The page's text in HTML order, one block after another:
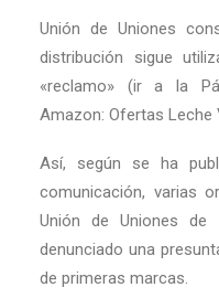
Unión de Uniones
distribución sigue
«reclamo» (ir a la
Amazon: Ofertas Leche
Así, según se ha
comunicación, varias
Unión de Uniones de
denunciado una
de primeras marcas.